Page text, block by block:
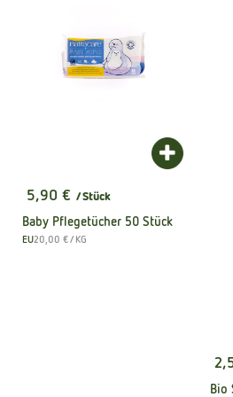
, Preis:
5,90 € / Stück
Baby Pflegetücher 50 Stück
, Herkunft:
EU, Referenzpreis:
20,00 €/ KG
Produkt
,
Bio